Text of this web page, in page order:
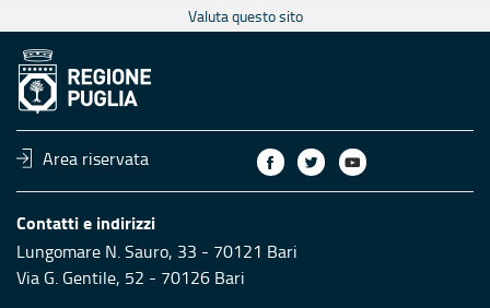
Valuta questo sito
Area riservata
Contatti e indirizzi
Lungomare N. Sauro, 33 - 70121 Bari
Via G. Gentile, 52 - 70126 Bari